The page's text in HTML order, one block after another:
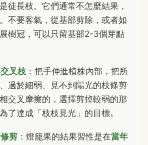
徒長枝。它們通常不怎麼結果，
不要客氣，從基部剪除，或者如
樹冠，可以只留基部2-3個芽點
叉枝 ：把手伸進植株內部，把所
過於細弱、見不到陽光的枝條剪
交叉摩擦的，選擇剪掉較弱的那
了達成「枝枝見光」的目標。
剪 ：燈籠果的結果習性是在當年